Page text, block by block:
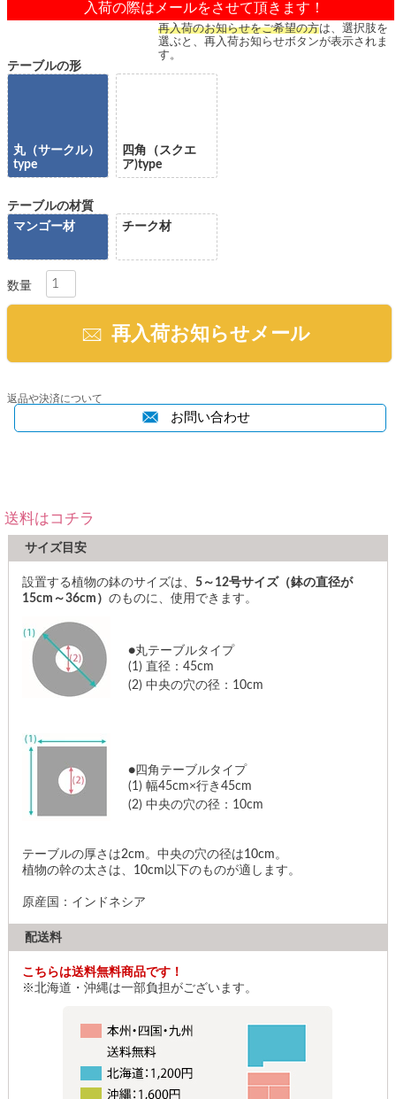
入荷の際はメールをさせて頂きます！
再入荷のお知らせをご希望の方は、選択肢を
選ぶと、再入荷お知らせボタンが表示されま
す。
テーブルの形
丸（サークル）
type
四角（スクエ
ア)type
テーブルの材質
マンゴー材
チーク材
再入荷お知らせメール
お問い合わせ
返品や決済について
送料はコチラ
サイズ目安
設置する植物の鉢のサイズは、 5～12号サイズ（鉢の直径が
15cm～36cm） のものに、使用できます。
●丸テーブルタイプ
(1) 直径：45cm
(2) 中央の穴の径：10cm
●四角テーブルタイプ
(1) 幅45cm×行き45cm
(2) 中央の穴の径：10cm
テーブルの厚さは2cm。中央の穴の径は10cm。
植物の幹の太さは、10cm以下のものが適します。
原産国：インドネシア
配送料
こちらは送料無料商品です！
※北海道・沖縄は一部負担がございます。